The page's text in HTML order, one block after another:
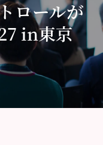
ロールが
in東京